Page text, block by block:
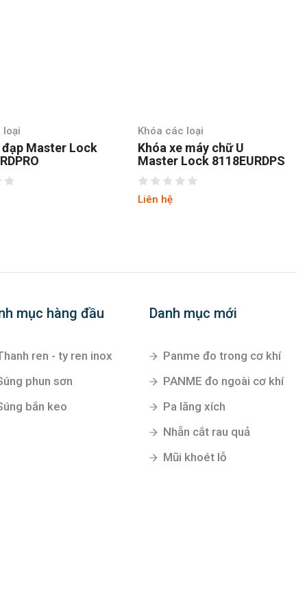
loại
đạp Master Lock
Khóa các loại
Khóa xe máy chữ U
Master Lock 8118EURDPS
Liên hệ
mục hàng đầu
ren - ty ren inox
phun sơn
bắn keo
Danh mục mới
Panme đo trong cơ khí
PANME đo ngoài cơ khí
Pa lăng xích
Nhẵn cắt rau quả
Mũi khoét lỗ